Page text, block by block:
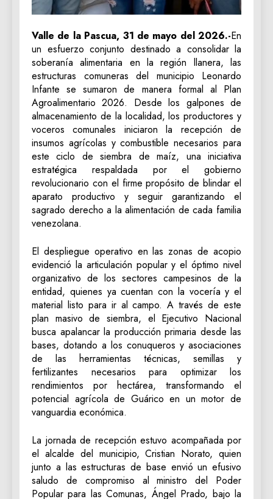
Valle de la Pascua, 31 de mayo del 2026.-En
un esfuerzo conjunto destinado a consolidar la
soberanía alimentaria en la región llanera, las
estructuras comuneras del municipio Leonardo
Infante se sumaron de manera formal al Plan
Agroalimentario 2026. Desde los galpones de
almacenamiento de la localidad, los productores y
voceros comunales iniciaron la recepción de
insumos agrícolas y combustible necesarios para
este ciclo de siembra de maíz, una iniciativa
estratégica respaldada por el gobierno
revolucionario con el firme propósito de blindar el
aparato productivo y seguir garantizando el
sagrado derecho a la alimentación de cada familia
venezolana.
El despliegue operativo en las zonas de acopio
evidenció la articulación popular y el óptimo nivel
organizativo de los sectores campesinos de la
entidad, quienes ya cuentan con la vocería y el
material listo para ir al campo. A través de este
plan masivo de siembra, el Ejecutivo Nacional
busca apalancar la producción primaria desde las
bases, dotando a los conuqueros y asociaciones
de las herramientas técnicas, semillas y
fertilizantes necesarios para optimizar los
rendimientos por hectárea, transformando el
potencial agrícola de Guárico en un motor de
vanguardia económica.
La jornada de recepción estuvo acompañada por
el alcalde del municipio, Cristian Norato, quien
junto a las estructuras de base envió un efusivo
saludo de compromiso al ministro del Poder
Popular para las Comunas, Ángel Prado, bajo la